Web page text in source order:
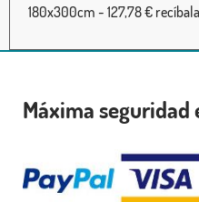
180x300cm - 127,78 €
Máxima seguridad